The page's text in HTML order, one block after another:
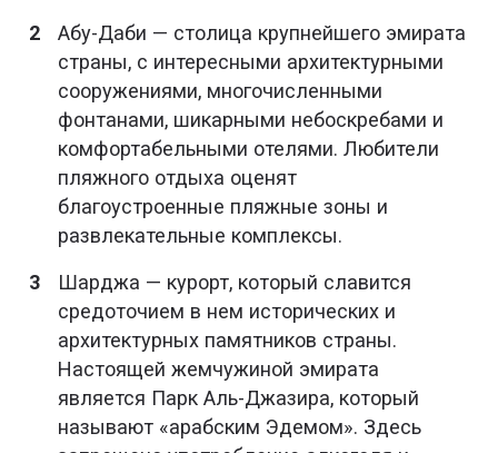
Абу-Даби — столица крупнейшего эмирата
страны, с интересными архитектурными
сооружениями, многочисленными
фонтанами, шикарными небоскребами и
комфортабельными отелями. Любители
пляжного отдыха оценят
благоустроенные пляжные зоны и
развлекательные комплексы.
Шарджа — курорт, который славится
средоточием в нем исторических и
архитектурных памятников страны.
Настоящей жемчужиной эмирата
является Парк Аль-Джазира, который
называют «арабским Эдемом». Здесь